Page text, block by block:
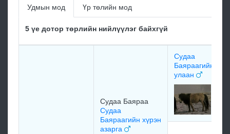
Удмын мод Үр төлийн мод
5 үе дотор төрлийн нийлүүлэг байхгүй
Судаа Баяраа
Судаа
Баяраагийн хүрэн
азарга
Судаа
Баяраагийн
улаан